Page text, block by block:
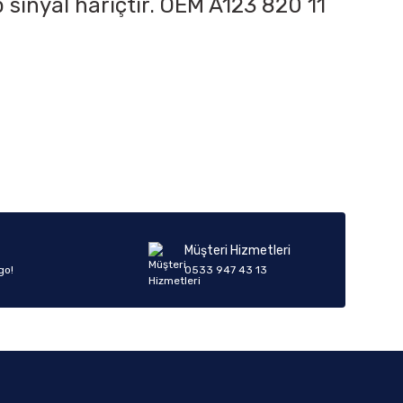
hariçtir. OEM A123 820 11
Müşteri Hizmetleri
0533 947 43 13